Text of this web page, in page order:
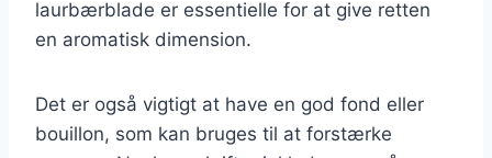
laurbærblade er essentielle for at give retten
en aromatisk dimension.
Det er også vigtigt at have en god fond eller
bouillon, som kan bruges til at forstærke